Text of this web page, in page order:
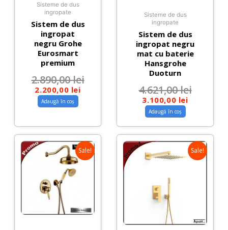
Sisteme de dus
ingropate
Sistem de dus
ingropat
negru Grohe
Eurosmart
premium
2.890,00lei
2.200,00 lei
Adaugă în coș
Sisteme de dus
ingropate
Sistem de dus
ingropat negru
mat cu baterie
Hansgrohe
Duoturn
4.621,00lei
3.100,00 lei
Adaugă în coș
Sale! Sale!